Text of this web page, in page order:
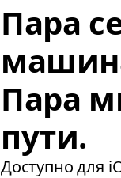
Пара
Пара
пути.
Доступно для